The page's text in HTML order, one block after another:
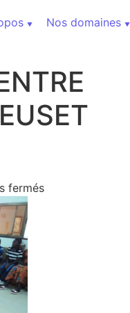
Nos domaines
ferméssur NOEL 2017